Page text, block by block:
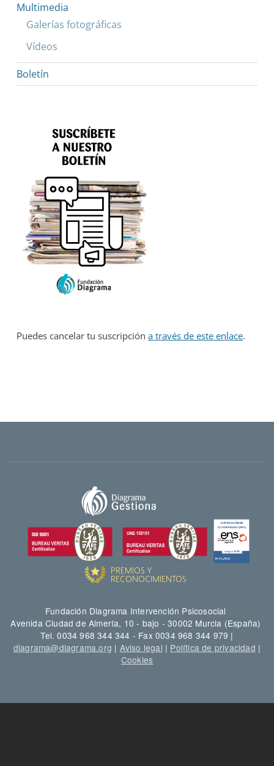
Multimedia
Galerías fotográficas
Vídeos
Boletín
Puedes cancelar tu suscripción a través de este enlace.
Fundación Diagrama Intervención Psicosocial
Avenida Ciudad de Almería, 10 - bajo - 30002 Murcia (España)
Tel. 0034 968 344 344 - Fax 0034 968 344 979 |
diagrama@diagrama.org | Aviso legal | Política de privacidad |
Cookies